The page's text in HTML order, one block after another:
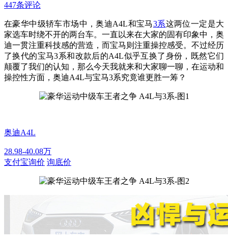
447条评论
在豪华中级轿车市场中，奥迪A4L和宝马3系这两位一定是大
家选车时绕不开的两台车。一直以来在大家的固有印象中，奥
迪一贯注重科技感的营造，而宝马则注重操控感受。不过经历
了换代的宝马3系和改款后的A4L似乎互换了身份，既然它们
颠覆了我们的认知，那么今天我就来和大家聊一聊，在运动和
操控性方面，奥迪A4L与宝马3系究竟谁更胜一筹？
奥迪A4L
28.98-40.08万
支付宝询价 询底价